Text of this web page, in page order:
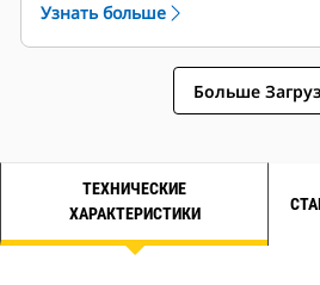
Узнать больше
Больше
ТЕХНИЧЕСКИЕ
ХАРАКТЕРИСТИКИ